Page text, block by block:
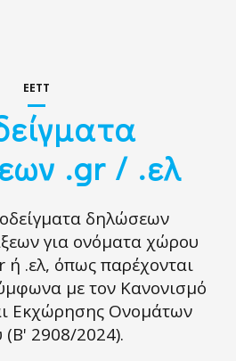
EETT
.gr / .ελ
δηλώσεων
για ονόματα χώρου
ή .ελ, όπως παρέχονται
με τον Κανονισμό
Εκχώρησης Ονομάτων
2908/2024).